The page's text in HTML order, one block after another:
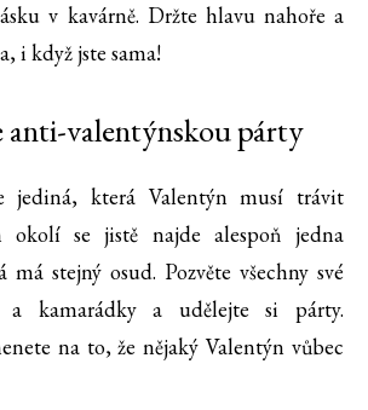
v kavárně. Držte hlavu nahoře a
i když jste sama!
anti-valentýnskou párty
jediná, která Valentýn musí trávit
okolí se jistě najde alespoň jedna
má stejný osud. Pozvěte všechny své
a kamarádky a udělejte si párty.
na to, že nějaký Valentýn vůbec